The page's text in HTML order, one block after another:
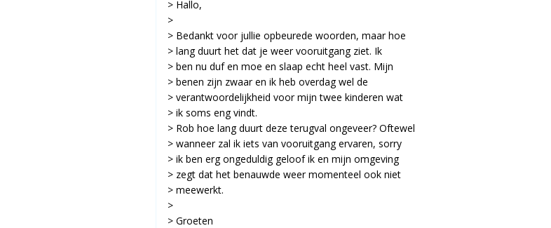
> Hallo,
>
> Bedankt voor jullie opbeurede woorden, maar hoe
> lang duurt het dat je weer vooruitgang ziet. Ik
> ben nu duf en moe en slaap echt heel vast. Mijn
> benen zijn zwaar en ik heb overdag wel de
> verantwoordelijkheid voor mijn twee kinderen wat
> ik soms eng vindt.
> Rob hoe lang duurt deze terugval ongeveer? Oftewel
> wanneer zal ik iets van vooruitgang ervaren, sorry
> ik ben erg ongeduldig geloof ik en mijn omgeving
> zegt dat het benauwde weer momenteel ook niet
> meewerkt.
>
> Groeten